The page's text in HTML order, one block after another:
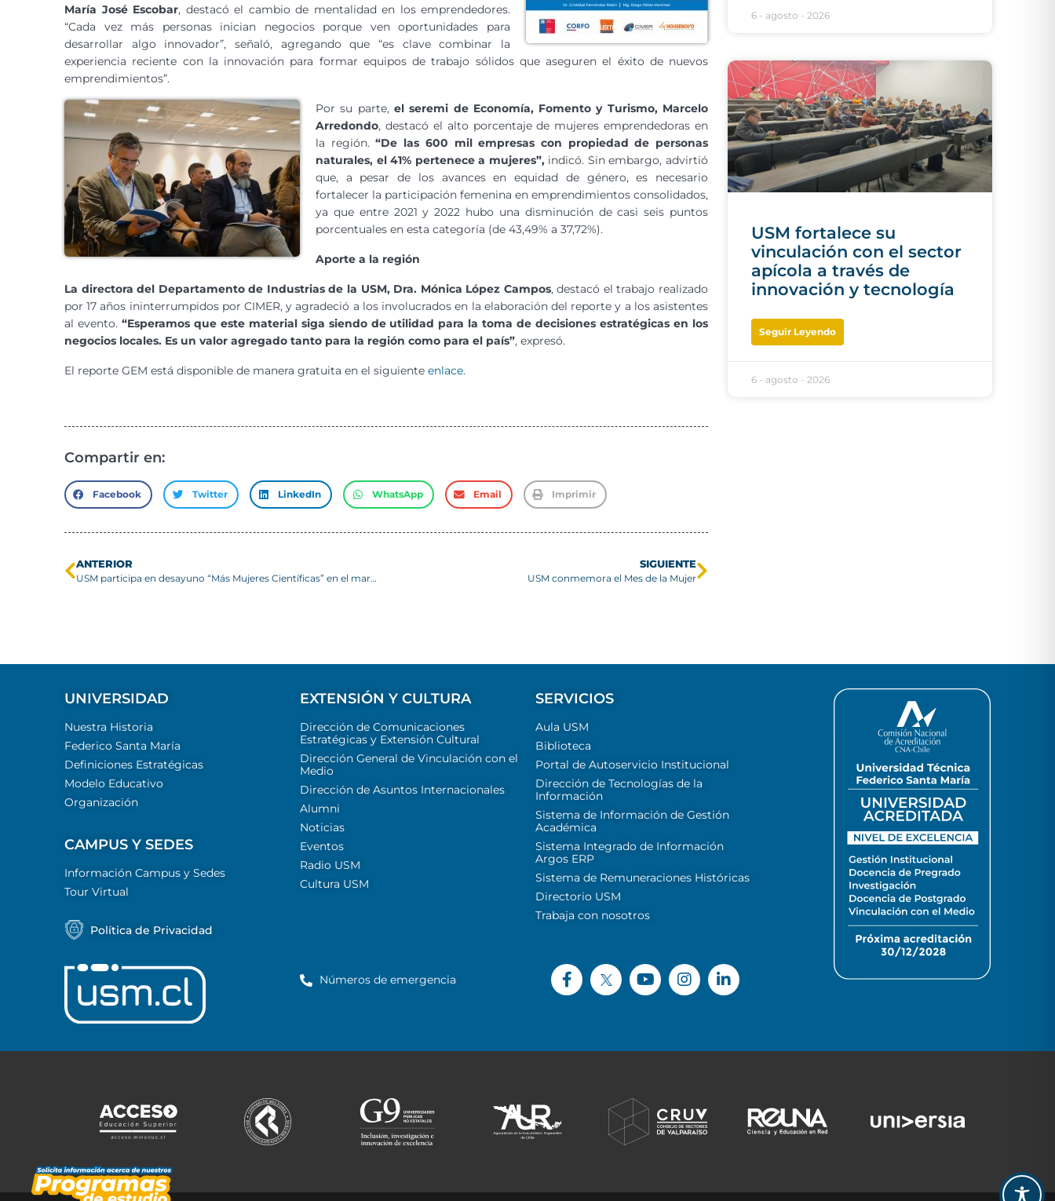
María José Escobar, destacó el cambio de mentalidad en los emprendedores.
“Cada vez más personas inician negocios porque ven oportunidades para
desarrollar algo innovador”, señaló, agregando que “es clave combinar la
experiencia reciente con la innovación para formar equipos de trabajo sólidos que aseguren el éxito de nuevos
emprendimientos”.
Por su parte, el seremi de Economía, Fomento y Turismo, Marcelo
Arredondo, destacó el alto porcentaje de mujeres emprendedoras en
la región.“De las 600 mil empresas con propiedad de personas
naturales, el 41% pertenece a mujeres”,indicó. Sin embargo, advirtió
que, a pesar de los avances en equidad de género, es necesario
fortalecer la participación femenina en emprendimientos consolidados,
ya que entre 2021 y 2022 hubo una disminución de casi seis puntos
porcentuales en esta categoría (de 43,49% a 37,72%).
Aporte a la región
La directora del Departamento de Industrias de la USM, Dra. Mónica López Campos, destacó el trabajo realizado
por 17 años ininterrumpidos por CIMER, y agradeció a los involucrados en la elaboración del reporte y a los asistentes
al evento. “Esperamos que este material siga siendo de utilidad para la toma de decisiones estratégicas en los
negocios locales. Es un valor agregado tanto para la región como para el país”, expresó.
El reporte GEM está disponible de manera gratuita en el siguiente enlace.
Compartir en:
Facebook Twitter LinkedIn WhatsApp Email Imprimir
ANTERIOR
USM participa en desayuno “Más Mujeres Científicas” en el marco del Día Internacional de la Mujer
SIGUIENTE
USM conmemora el Mes de la Mujer
6 - agosto - 2026
USM fortalece su
vinculación con el sector
apícola a través de
innovación y tecnología
Seguir Leyendo
6 - agosto - 2026
UNIVERSIDAD
Nuestra Historia
Federico Santa María
Definiciones Estratégicas
Modelo Educativo
Organización
CAMPUS Y SEDES
Información Campus y Sedes
Tour Virtual
Política de Privacidad
EXTENSIÓN Y CULTURA
Dirección de Comunicaciones
Estratégicas y Extensión Cultural
Dirección General de Vinculación con el
Medio
Dirección de Asuntos Internacionales
Alumni
Noticias
Eventos
Radio USM
Cultura USM
SERVICIOS
Aula USM
Biblioteca
Portal de Autoservicio Institucional
Dirección de Tecnologías de la
Información
Sistema de Información de Gestión
Académica
Sistema Integrado de Información
Argos ERP
Sistema de Remuneraciones Históricas
Directorio USM
Trabaja con nosotros
Números de emergencia